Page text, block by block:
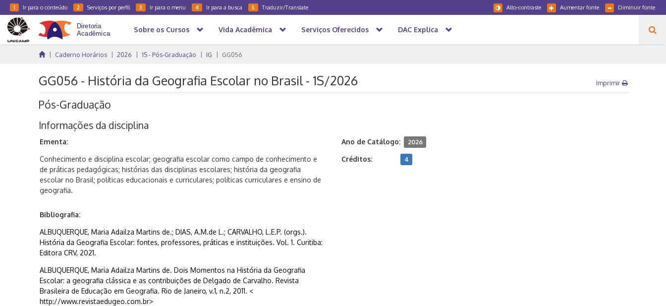
1 Ir para o conteúdo 2 Serviços por perfil 3 Ir para o menu 4 Ir para a busca 5 Traduzir/Translate Diminuir fonte
Aumentar fonte
Alto-contraste
Sobre os Cursos Vida Acadêmica Serviços Oferecidos DAC Explica
Caderno Horários 2026 1S - Pós-Graduação IG GG056
GG056 - História da Geografia Escolar no Brasil - 1S/2026 Imprimir
Pós-Graduação
Informações da disciplina
Ementa:
Conhecimento e disciplina escolar; geografia escolar como campo de conhecimento e
de práticas pedagógicas; histórias das disciplinas escolares; história da geografia
escolar no Brasil; políticas educacionais e curriculares; políticas curriculares e ensino de
geografia.
Bibliografia:
ALBUQUERQUE, Maria Adailza Martins de.; DIAS, A.M.de L.; CARVALHO, L.E.P. (orgs.).
História da Geografia Escolar: fontes, professores, práticas e instituições. Vol. 1. Curitiba:
Editora CRV, 2021.
ALBUQUERQUE, Maria Adailza Martins de. Dois Momentos na História da Geografia
Escolar: a geografia clássica e as contribuições de Delgado de Carvalho. Revista
Brasileira de Educação em Geografia. Rio de Janeiro, v.1, n.2, 2011. <
http://www.revistaedugeo.com.br>
Ano de Catálogo: 2026
Créditos: 4